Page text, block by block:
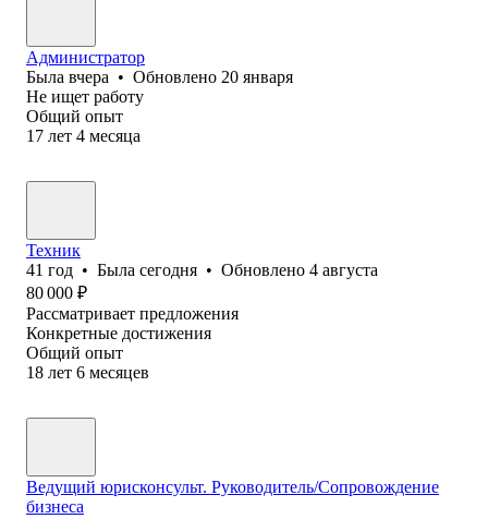
Администратор
Была вчера • Обновлено 20 января
Не ищет работу
Общий опыт
17 лет 4 месяца
Техник
41 год • Была сегодня • Обновлено 4 августа
80 000 ₽
Рассматривает предложения
Конкретные достижения
Общий опыт
18 лет 6 месяцев
Ведущий юрисконсульт. Руководитель/Сопровождение
бизнеса